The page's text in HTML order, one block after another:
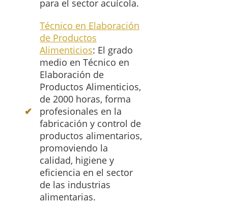
para el sector acuícola.
Técnico en Elaboración
de Productos
Alimenticios: El grado
medio en Técnico en
Elaboración de
Productos Alimenticios,
de 2000 horas, forma
profesionales en la
fabricación y control de
productos alimentarios,
promoviendo la
calidad, higiene y
eficiencia en el sector
de las industrias
alimentarias.